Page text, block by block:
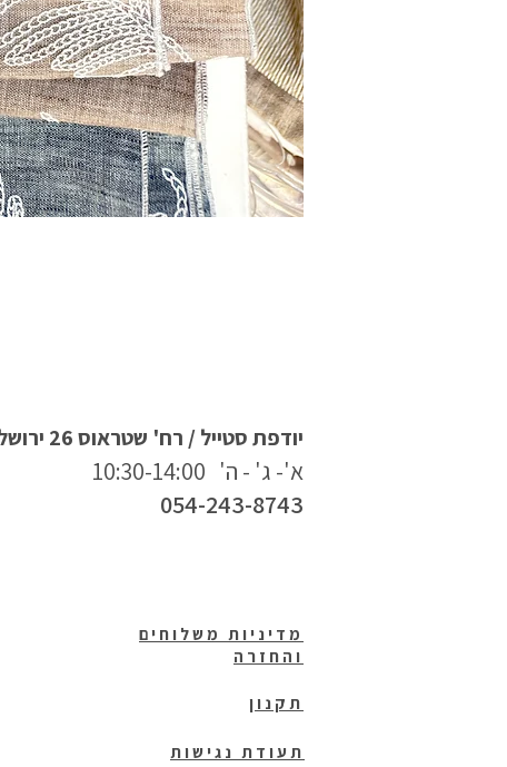
יודפת סטייל / רח' שטראוס 26 ירושלים
א'- ג' - ה' 10:30-14:00
054-243-8743
מדיניות משלוחים
והחזרה
תקנון
תעודת נגישות